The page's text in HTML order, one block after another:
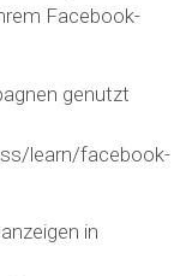
Facebook-
genutzt
learn/facebook-
in